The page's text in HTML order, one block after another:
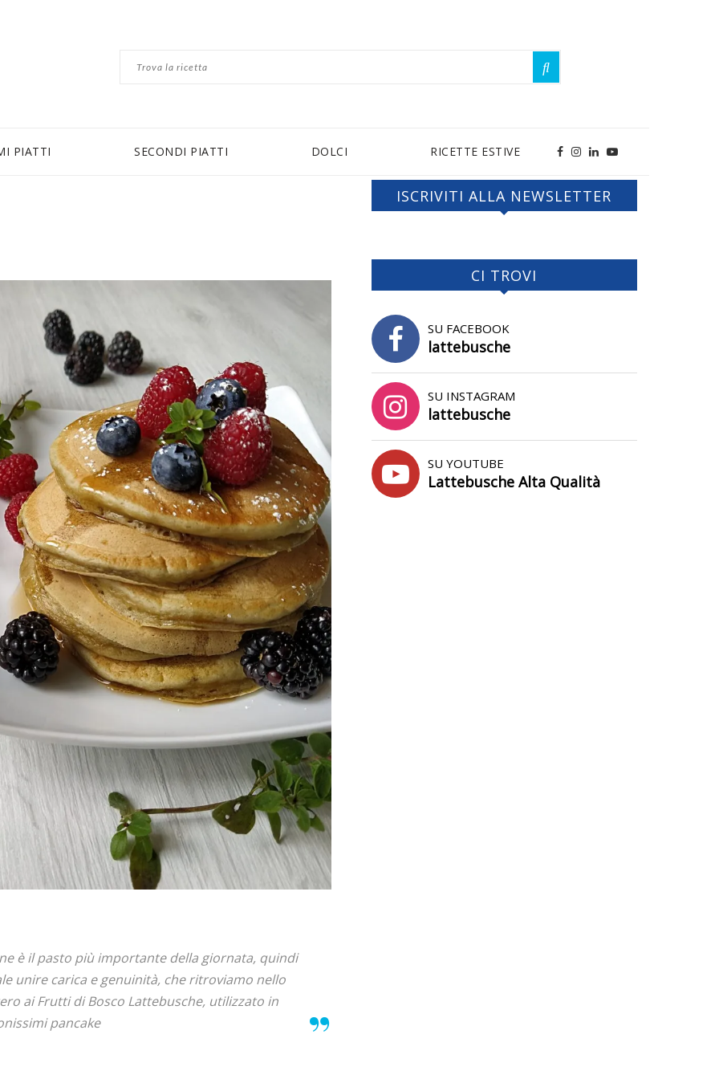
PIATTI SECONDI PIATTI DOLCI RICETTE ESTIVE
è il pasto più importante della giornata, quindi
unire carica e genuinità, che ritroviamo nello
ai Frutti di Bosco Lattebusche, utilizzato in
pancake
ISCRIVITI ALLA NEWSLETTER
CI TROVI
SU FACEBOOK
lattebusche
SU INSTAGRAM
lattebusche
SU YOUTUBE
Lattebusche Alta Qualità